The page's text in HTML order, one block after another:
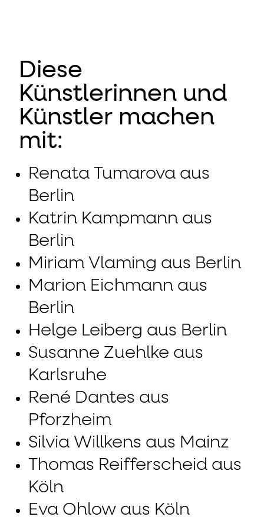
Diese
Künstlerinnen und
Künstler machen
mit:
Renata Tumarova aus
Berlin
Katrin Kampmann aus
Berlin
Miriam Vlaming aus Berlin
Marion Eichmann aus
Berlin
Helge Leiberg aus Berlin
Susanne Zuehlke aus
Karlsruhe
René Dantes aus
Pforzheim
Silvia Willkens aus Mainz
Thomas Reifferscheid aus
Köln
Eva Ohlow aus Köln